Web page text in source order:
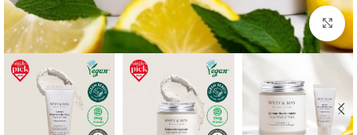
بزرگنمایی تصویر